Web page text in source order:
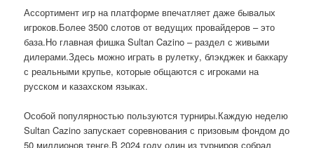
Ассортимент игр на платформе впечатляет даже бывалых
игроков.Более 3500 слотов от ведущих провайдеров – это
база.Но главная фишка Sultan Cazino – раздел с живыми
дилерами.Здесь можно играть в рулетку, блэкджек и баккару
с реальными крупье, которые общаются с игроками на
русском и казахском языках.
Особой популярностью пользуются турниры.Каждую неделю
Sultan Cazino запускает соревнования с призовым фондом до
50 миллионов тенге.В 2024 году один из турниров собрал